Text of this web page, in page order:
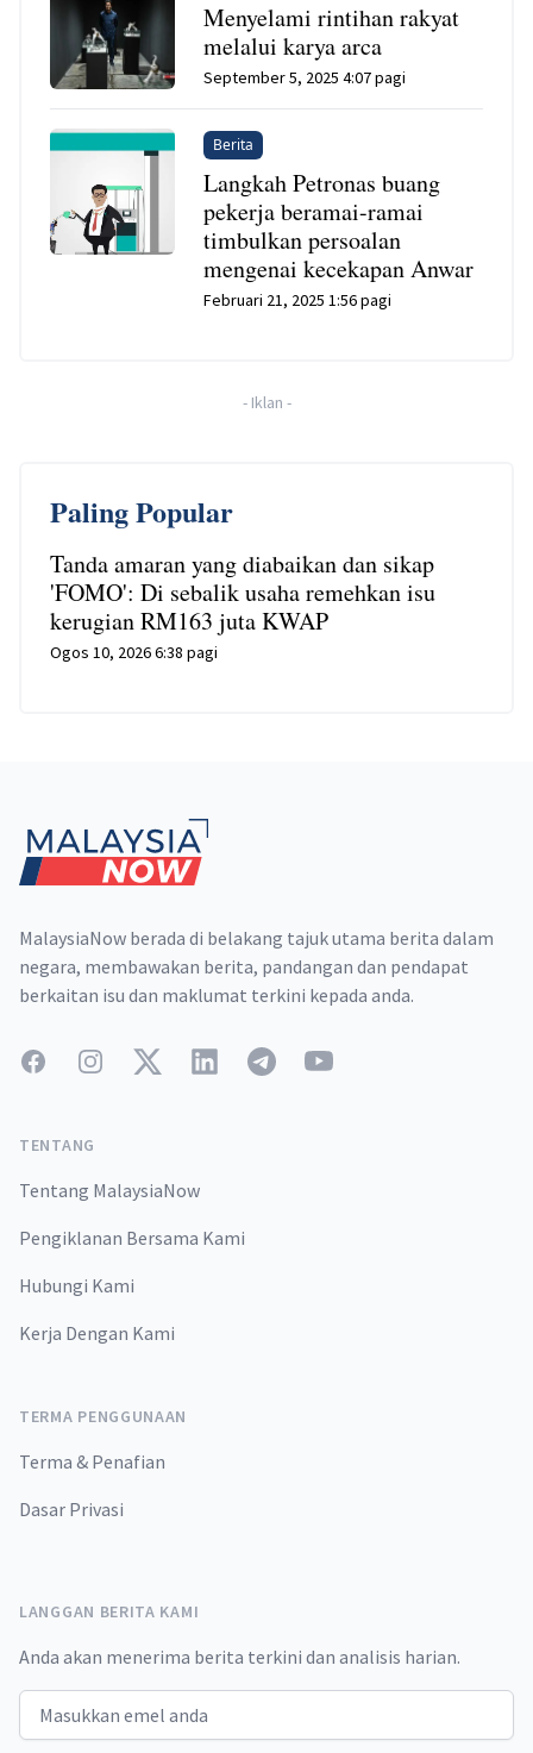
Menyelami rintihan rakyat
melalui karya arca
September 5, 2025 4:07 pagi
Berita
Langkah Petronas buang
pekerja beramai-ramai
timbulkan persoalan
mengenai kecekapan Anwar
Februari 21, 2025 1:56 pagi
- Iklan -
Paling Popular
Tanda amaran yang diabaikan dan sikap
'FOMO': Di sebalik usaha remehkan isu
kerugian RM163 juta KWAP
Ogos 10, 2026 6:38 pagi
MalaysiaNow berada di belakang tajuk utama berita dalam
negara, membawakan berita, pandangan dan pendapat
berkaitan isu dan maklumat terkini kepada anda.
FacebookInstagramTwitterLinkedInTelegramYouTube
TENTANG
Tentang MalaysiaNow
Pengiklanan Bersama Kami
Hubungi Kami
Kerja Dengan Kami
TERMA PENGGUNAAN
Terma & Penafian
Dasar Privasi
LANGGAN BERITA KAMI
Anda akan menerima berita terkini dan analisis harian.
Email address